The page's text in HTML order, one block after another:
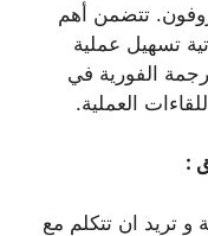
تتضمن أهم
تسهيل عملية
الفورية في
العملية.
و تريد ان تتكلم مع